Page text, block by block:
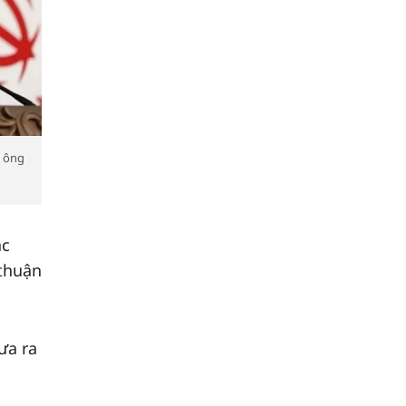
ông
ra